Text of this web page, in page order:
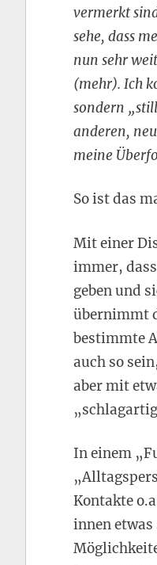
vermerkt
sehe, dass
nun sehr
(mehr). Ich
sondern
anderen,
meine
So ist das
Mit einer
immer,
geben und
übernimmt
bestimmte
auch so
aber mit
In einem
Kontakte
innen